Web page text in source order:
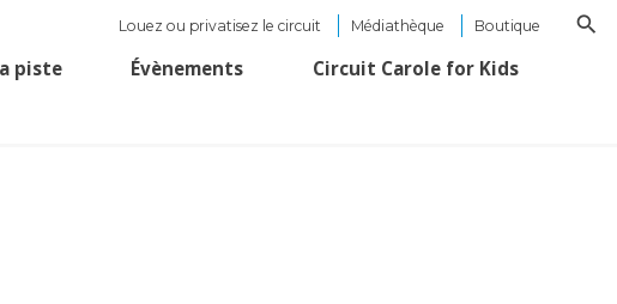
Louez ou privatisez le circuit Médiathèque Boutique
piste Évènements Circuit Carole for Kids